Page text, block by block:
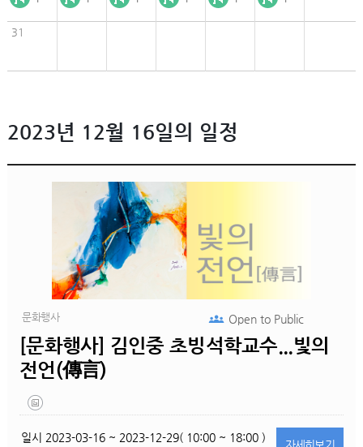
31
2023년 12월 16일의 일정
문화행사
[문화행사] 김인중 초빙석학교수...빛의
전언(傳言)
Open toPublic
일시 2023-03-16 ~ 2023-12-29( 10:00 ~ 18:00 )